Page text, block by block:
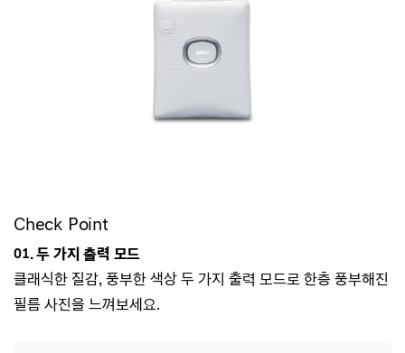
Check Point
01. 두 가지 출력 모드
클래식한 질감, 풍부한 색상 두 가지 출력 모드로 한층 풍부해진
필름 사진을 느껴보세요.